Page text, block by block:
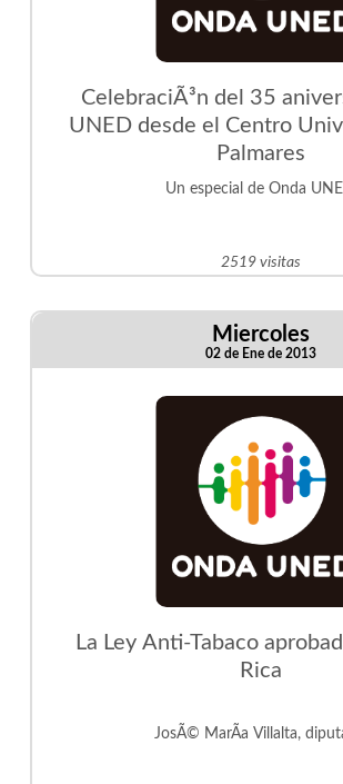
CelebraciÃ³n del 35
UNED desde el Centro
Palmares
Un especial de Onda
2519 visitas
Miercoles
02 de Ene de 2013
La Ley Anti-Tabaco
Rica
JosÃ© MarÃ­a Villalta,